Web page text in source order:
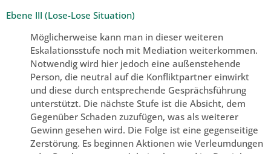
Ebene III (Lose-Lose Situation)
Möglicherweise kann man in dieser weiteren
Eskalationsstufe noch mit Mediation weiterkommen.
Notwendig wird hier jedoch eine außenstehende
Person, die neutral auf die Konfliktpartner einwirkt
und diese durch entsprechende Gesprächsführung
unterstützt. Die nächste Stufe ist die Absicht, dem
Gegenüber Schaden zuzufügen, was als weiterer
Gewinn gesehen wird. Die Folge ist eine gegenseitige
Zerstörung. Es beginnen Aktionen wie Verleumdungen